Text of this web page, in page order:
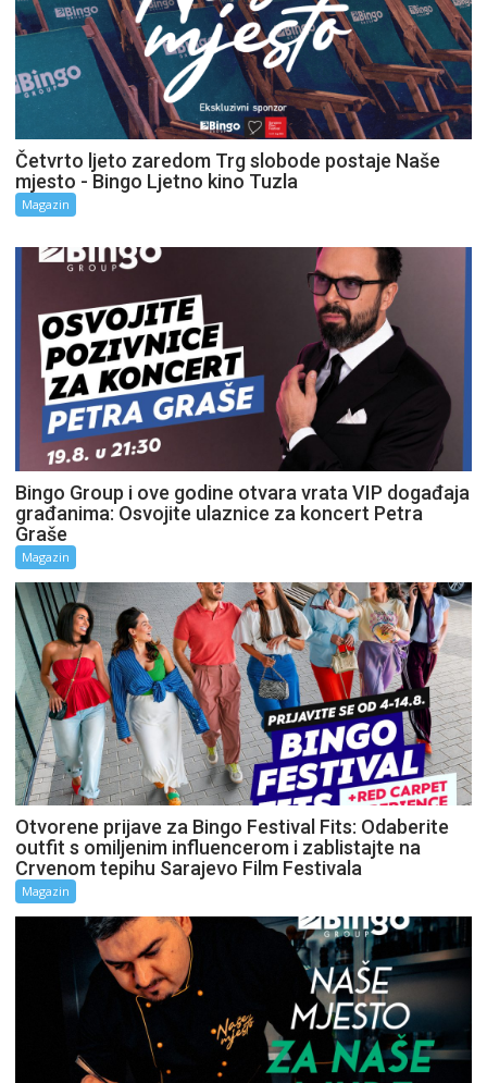
Četvrto ljeto zaredom Trg slobode postaje Naše
mjesto - Bingo Ljetno kino Tuzla
Magazin
Bingo Group i ove godine otvara vrata VIP događaja
građanima: Osvojite ulaznice za koncert Petra
Graše
Magazin
Otvorene prijave za Bingo Festival Fits: Odaberite
outfit s omiljenim influencerom i zablistajte na
Crvenom tepihu Sarajevo Film Festivala
Magazin